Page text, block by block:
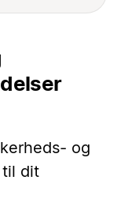
og
til dit